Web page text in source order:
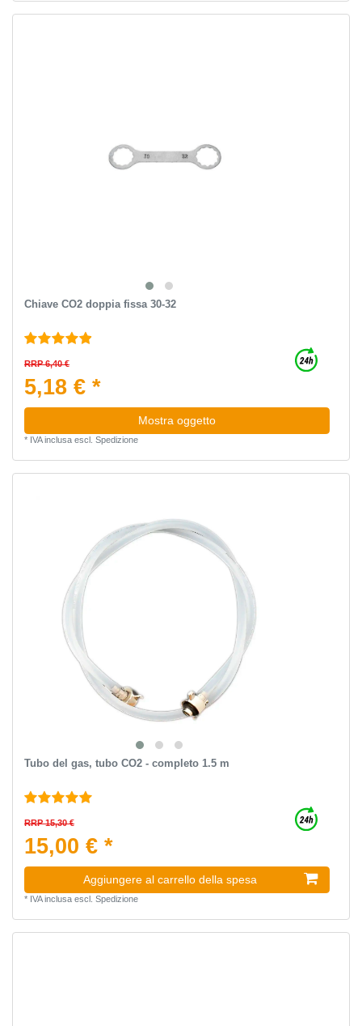
Chiave CO2 doppia fissa 30-32
RRP 6,40 €
5,18 € *
Mostra oggetto
* IVA inclusaescl. Spedizione
Tubo del gas, tubo CO2 - completo 1.5 m
RRP 15,30 €
15,00 € *
Aggiungere al carrello della spesa
* IVA inclusaescl. Spedizione